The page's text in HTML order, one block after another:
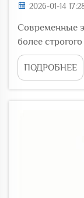
2026-01-14
Современные
более
Оборудование
ПОДРОБНЕЕ